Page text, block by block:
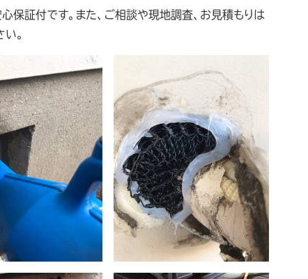
保証付です。また、ご相談や現地調査、お見積もりは
。